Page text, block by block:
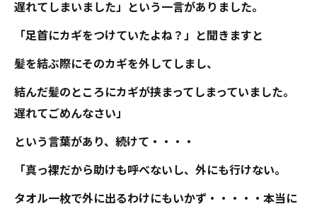
遅れてしまいました」という一言がありました。
「足首にカギをつけていたよね？」と聞きますと
髪を結ぶ際にそのカギを外してしまし、
結んだ髪のところにカギが挟まってしまっていました。
遅れてごめんなさい」
という言葉があり、続けて・・・・
「真っ裸だから助けも呼べないし、外にも行けない。
タオル一枚で外に出るわけにもいかず・・・・・本当に